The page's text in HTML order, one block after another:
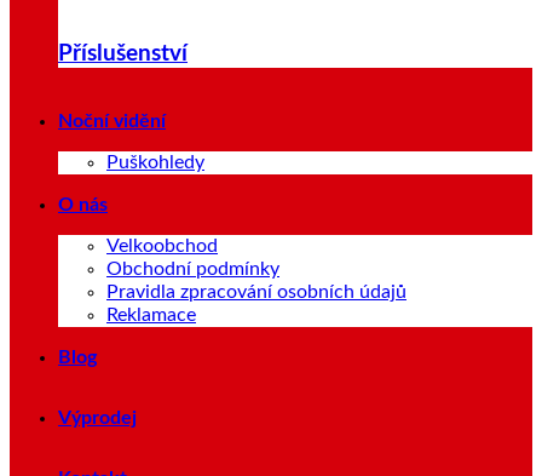
Příslušenství
Noční vidění
Puškohledy
O nás
Velkoobchod
Obchodní podmínky
Pravidla zpracování osobních údajů
Reklamace
Blog
Výprodej